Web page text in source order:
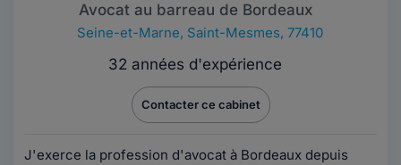
Avocat au barreau de Bordeaux
Seine-et-Marne, Saint-Mesmes, 77410
32 années d'expérience
Contacter ce cabinet
J'exerce la profession d'avocat à Bordeaux depuis